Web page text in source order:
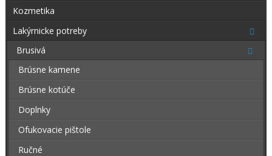
Kozmetika
Lakýrnicke potreby
Brusivá
Brúsne kamene
Brúsne kotúče
Doplnky
Ofukovacie pištole
Ručné